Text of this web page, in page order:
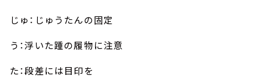
じゅ：じゅうたんの固定
う：浮いた踵の履物に注意
た：段差には目印を